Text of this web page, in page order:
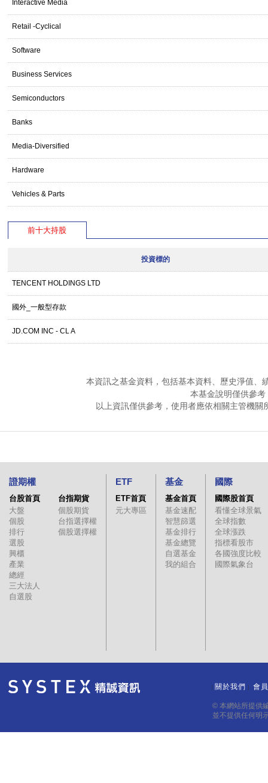
Interactive Media
Retail -Cyclical
Software
Business Services
Semiconductors
Banks
Media-Diversified
Hardware
Vehicles & Parts
前十大持股
投資標的
TENCENT HOLDINGS LTD
國外_一般型存款
JD.COM INC - CL A
本資訊之基金資料，包括基本資料、歷史淨值、
本基金說明僅供參
以上資訊僅供參考，使用者應依相關主管機
證期權
台股首頁
大盤
個股
排行
選股
興櫃
產業
總經
三大法人
自選股
台指期貨
個股期貨
台指選擇權
個股選擇權
ETF
ETF首頁
元大專區
基金
基金首頁
基金速配
智慧篩選
基金排行
基金總覽
自選基金
我的組合
國際
國際股首頁
看懂全球景氣
全球指數
全球漲跌
指標看股市
各國強度比較
國際氣象台
關於我們 會
© 本網站所提供
並不提供任何明